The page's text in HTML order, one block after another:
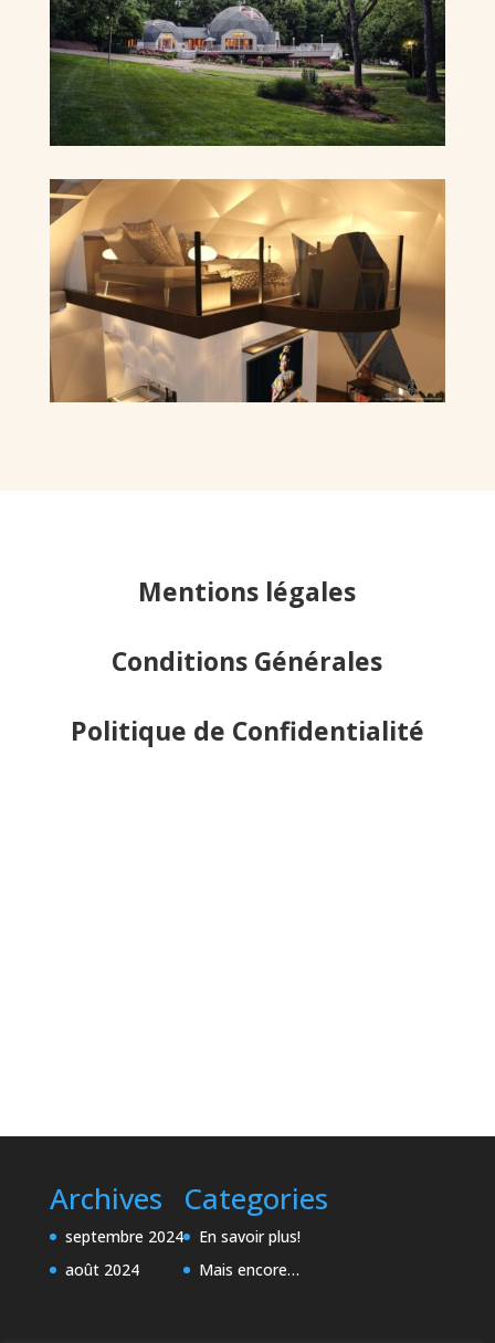
Mentions légales
Conditions Générales
Politique de Confidentialité
Archives
septembre 2024
août 2024
Categories
En savoir plus!
Mais encore…